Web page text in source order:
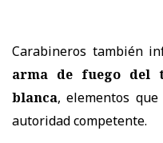
Carabineros también
arma de fuego del
blanca, elementos
autoridad competente.